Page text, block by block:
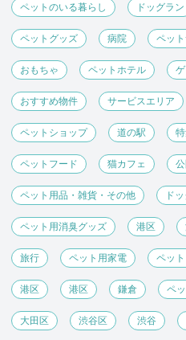
ペットのいる暮らし ドッグラン
ペットグッズ 病院 ペッ
おもちゃ ペットホテル
おすすめ物件 サービスエリア
ペットショップ 道の駅
ペットフード 猫カフェ
ペット用品・雑貨・その他 ド
ペット用消臭グッズ 港区
旅行 ペット用家電 ペッ
港区 港区 鎌倉 ペ
大田区 渋谷区 渋谷